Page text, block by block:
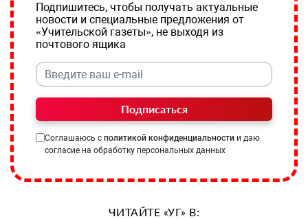
Подпишитесь, чтобы получать актуальные
новости и специальные предложения от
«Учительской газеты», не выходя из
почтового ящика
Подписаться
Соглашаюсь с политикой конфиденциальности и даю
согласие на обработку персональных данных
ЧИТАЙТЕ «УГ» В: